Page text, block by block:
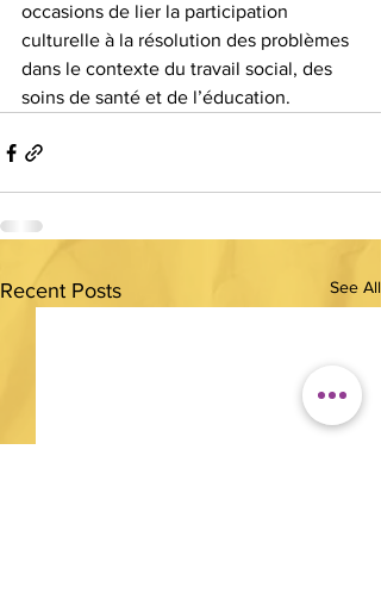
occasions de lier la participation
culturelle à la résolution des problèmes
dans le contexte du travail social, des
soins de santé et de l’éducation.
Recent Posts See All